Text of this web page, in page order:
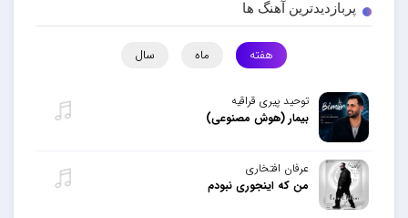
پربازدیدترین آهنگ ها
هفته ماه سال
توحید پیری قراقیه
بیمار (هوش مصنوعی)
عرفان افتخاری
من که اینجوری نبودم